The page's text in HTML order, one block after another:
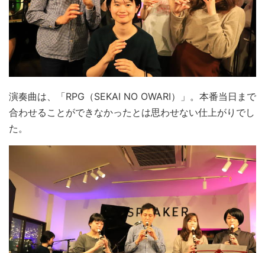
演奏曲は、「RPG（SEKAI NO OWARI）」。本番当日まで
合わせることができなかったとは思わせない仕上がりでし
た。